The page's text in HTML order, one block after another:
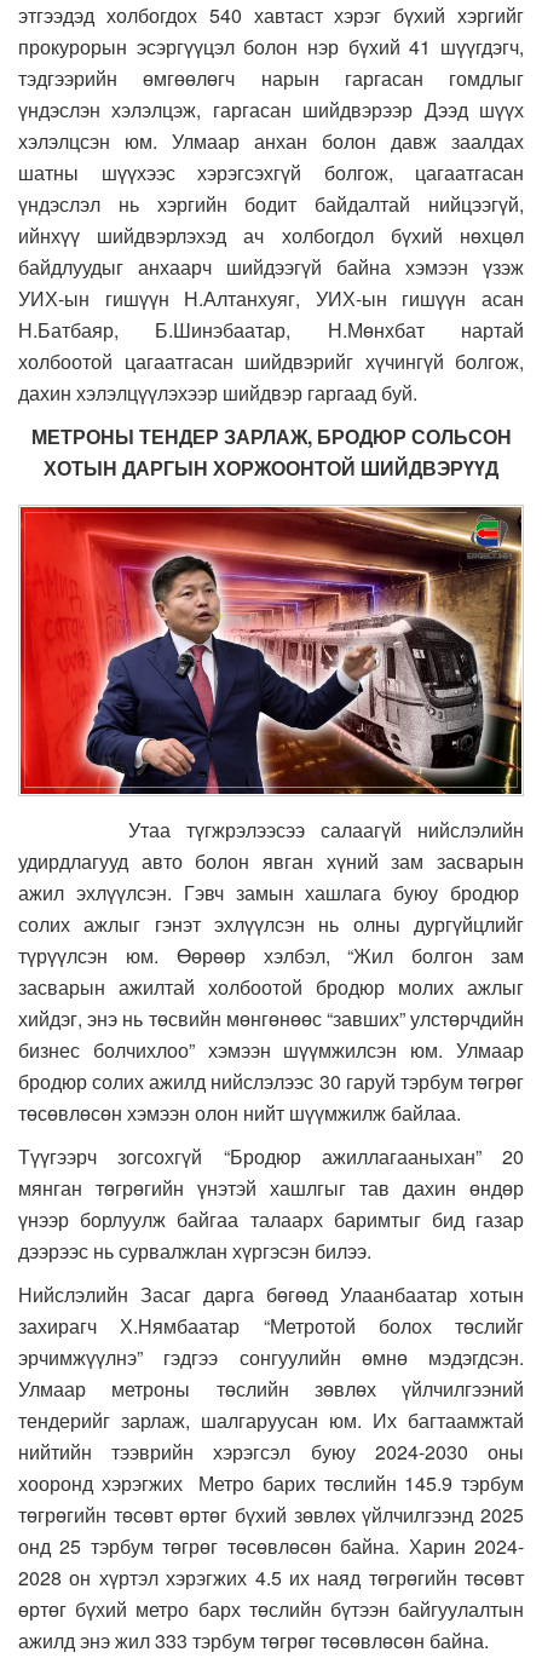
этгээдэд холбогдох 540 хавтаст хэрэг бүхий хэргийг
прокурорын эсэргүүцэл болон нэр бүхий 41 шүүгдэгч,
тэдгээрийн өмгөөлөгч нарын гаргасан гомдлыг
үндэслэн хэлэлцэж, гаргасан шийдвэрээр Дээд шүүх
хэлэлцсэн юм. Улмаар анхан болон давж заалдах
шатны шүүхээс хэрэгсэхгүй болгож, цагаатгасан
үндэслэл нь хэргийн бодит байдалтай нийцээгүй,
ийнхүү шийдвэрлэхэд ач холбогдол бүхий нөхцөл
байдлуудыг анхаарч шийдээгүй байна хэмээн үзэж
УИХ-ын гишүүн Н.Алтанхуяг, УИХ-ын гишүүн асан
Н.Батбаяр, Б.Шинэбаатар, Н.Мөнхбат нартай
холбоотой цагаатгасан шийдвэрийг хүчингүй болгож,
дахин хэлэлцүүлэхээр шийдвэр гаргаад буй.
МЕТРОНЫ ТЕНДЕР ЗАРЛАЖ, БРОДЮР СОЛЬСОН
ХОТЫН ДАРГЫН ХОРЖООНТОЙ ШИЙДВЭРҮҮД
Утаа түгжрэлээсээ салаагүй нийслэлийн
удирдлагууд авто болон явган хүний зам засварын
ажил эхлүүлсэн. Гэвч замын хашлага буюу бродюр
солих ажлыг гэнэт эхлүүлсэн нь олны дургүйцлийг
түрүүлсэн юм. Өөрөөр хэлбэл, “Жил болгон зам
засварын ажилтай холбоотой бродюр молих ажлыг
хийдэг, энэ нь төсвийн мөнгөнөөс “завших” улстөрчдийн
бизнес болчихлоо” хэмээн шүүмжилсэн юм. Улмаар
бродюр солих ажилд нийслэлээс 30 гаруй тэрбум төгрөг
төсөвлөсөн хэмээн олон нийт шүүмжилж байлаа.
Түүгээрч зогсохгүй “Бродюр ажиллагааныхан” 20
мянган төгрөгийн үнэтэй хашлгыг тав дахин өндөр
үнээр борлуулж байгаа талаарх баримтыг бид газар
дээрээс нь сурвалжлан хүргэсэн билээ.
Нийслэлийн Засаг дарга бөгөөд Улаанбаатар хотын
захирагч Х.Нямбаатар “Метротой болох төслийг
эрчимжүүлнэ” гэдгээ сонгуулийн өмнө мэдэгдсэн.
Улмаар метроны төслийн зөвлөх үйлчилгээний
тендерийг зарлаж, шалгаруусан юм. Их багтаамжтай
нийтийн тээврийн хэрэгсэл буюу 2024-2030 оны
хооронд хэрэгжих Метро барих төслийн 145.9 тэрбум
төгрөгийн төсөвт өртөг бүхий зөвлөх үйлчилгээнд 2025
онд 25 тэрбум төгрөг төсөвлөсөн байна. Харин 2024-
2028 он хүртэл хэрэгжих 4.5 их наяд төгрөгийн төсөвт
өртөг бүхий метро барх төслийн бүтээн байгуулалтын
ажилд энэ жил 333 тэрбум төгрөг төсөвлөсөн байна.